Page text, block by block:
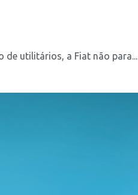
de utilitários, a Fiat não para...